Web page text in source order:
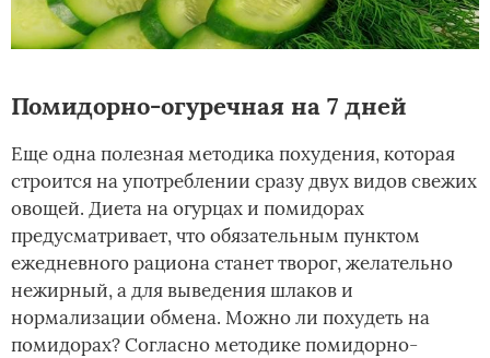
Помидорно-огуречная на 7 дней
Еще одна полезная методика похудения, которая
строится на употреблении сразу двух видов свежих
овощей. Диета на огурцах и помидорах
предусматривает, что обязательным пунктом
ежедневного рациона станет творог, желательно
нежирный, а для выведения шлаков и
нормализации обмена. Можно ли похудеть на
помидорах? Согласно методике помидорно-